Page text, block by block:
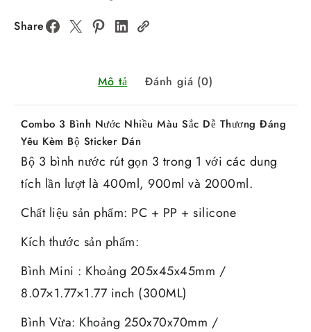
Share
Mô tả Đánh giá (0)
Combo 3 Bình Nước Nhiều Màu Sắc Dễ Thương Đáng
Yêu Kèm Bộ Sticker Dán
Bộ 3 bình nước rút gọn 3 trong 1 với các dung
tích lần lượt là 400ml, 900ml và 2000ml.
Chất liệu sản phẩm: PC + PP + silicone
Kích thước sản phẩm:
Bình Mini : Khoảng 205x45x45mm /
8.07×1.77×1.77 inch (300ML)
Bình Vừa: Khoảng 250x70x70mm /